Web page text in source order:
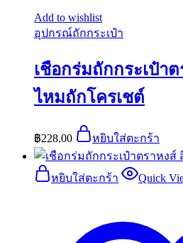
Add to wishlist
อุปกรณ์ถักกระเป๋า
เชือกร่มถักกระเป๋า
ไหมถักโครเชต์
฿228.00 หยิบใส่ตะกร้า
หยิบใส่ตะกร้า Quick